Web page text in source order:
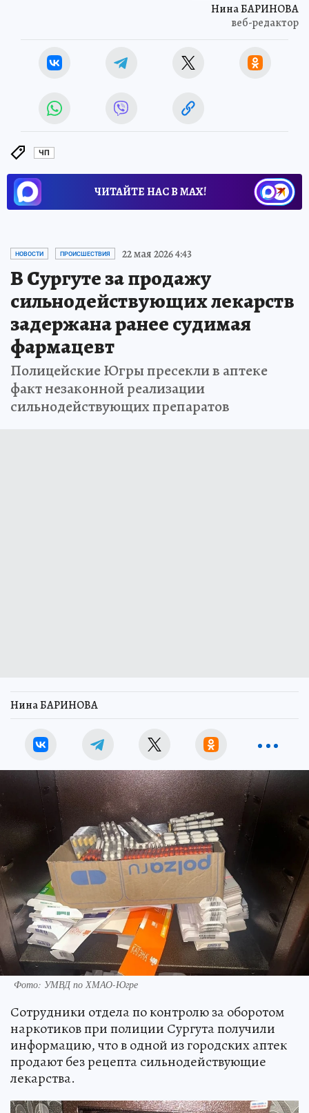
Нина БАРИНОВА
веб-редактор
ЧП
ЧИТАЙТЕ НАС В МАХ!
НОВОСТИ ПРОИСШЕСТВИЯ 22 мая 2026 4:43
В Сургуте за продажу
сильнодействующих лекарств
задержана ранее судимая
фармацевт
Полицейские Югры пресекли в аптеке
факт незаконной реализации
сильнодействующих препаратов
Нина БАРИНОВА
Фото: УМВД по ХМАО-Югре
Сотрудники отдела по контролю за оборотом
наркотиков при полиции Сургута получили
информацию, что в одной из городских аптек
продают без рецепта сильнодействующие
лекарства.